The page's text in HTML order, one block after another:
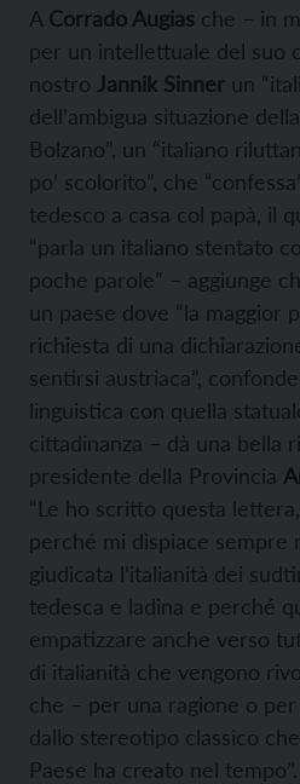
A Corrado Augias che – in
per un intellettuale del suo
nostro Jannik Sinner un
dell’ambigua situazione
Bolzano”, un “italiano
po’ scolorito”, che
tedesco a casa col papà, il
“parla un italiano stentato
poche parole” – aggiunge
un paese dove “la maggior
richiesta di una
sentirsi austriaca”,
linguistica con quella
cittadinanza – dà una bella
presidente della Provincia
“Le ho scritto questa
perché mi dispiace sempre
giudicata l’italianità dei
tedesca e ladina e perché
empatizzare anche verso
di italianità che vengono
che – per una ragione o
dallo stereotipo classico
Paese ha creato nel